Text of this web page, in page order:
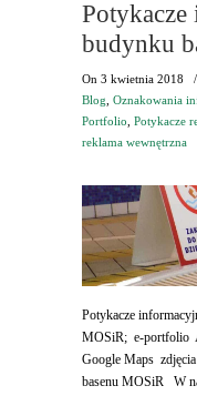
budynku
On 3 kwietnia 2018
/
Blog Oznakowania
Portfolio Potykacze
reklama wewnętrzna
Potykacze
MOSiR; e-portfolio
Google Maps
basenu MOSiR W